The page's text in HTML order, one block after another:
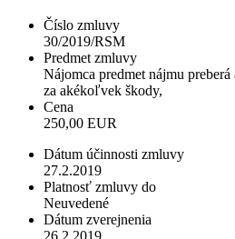
Číslo zmluvy
30/2019/RSM
Predmet zmluvy
Nájomca predmet nájmu
za akékoľvek škody,
Cena
250,00 EUR
Dátum účinnosti zmluvy
27.2.2019
Platnosť zmluvy do
Neuvedené
Dátum zverejnenia